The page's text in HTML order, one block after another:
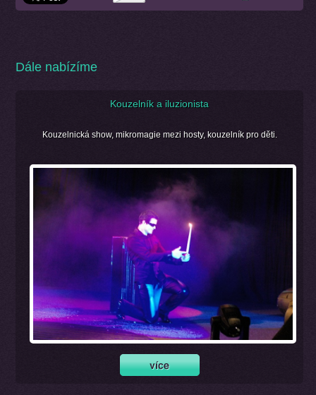
Dále nabízíme
Kouzelník a iluzionista
Kouzelnická show, mikromagie mezi hosty, kouzelník pro děti.